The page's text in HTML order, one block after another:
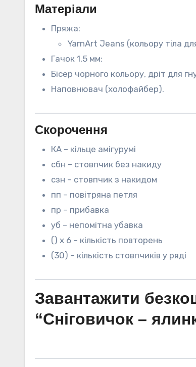
Матеріали
Пряжа:
YarnArt Jeans (кольору тіла
Гачок 1,5 мм;
Бісер чорного кольору, дріт для
Наповнювач (холофайбер).
Скорочення
КА – кільце амігурумі
сбн – стовпчик без накиду
сзн – стовпчик з накидом
пп – повітряна петля
пр – прибавка
уб – непомітна убавка
() х 6 – кількість повторень
(30) – кількість стовпчиків у ряді
Завантажити
“Сніговичок –